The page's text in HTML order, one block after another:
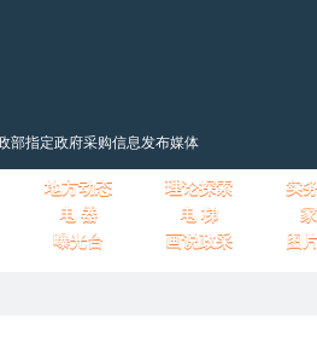
部指定政府采购信息发布媒体
地方动态 理论探索
实
电 器 电 梯
曝光台 画说政采 图